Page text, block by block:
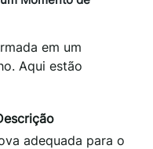
em um
Aqui estão
adequada para o